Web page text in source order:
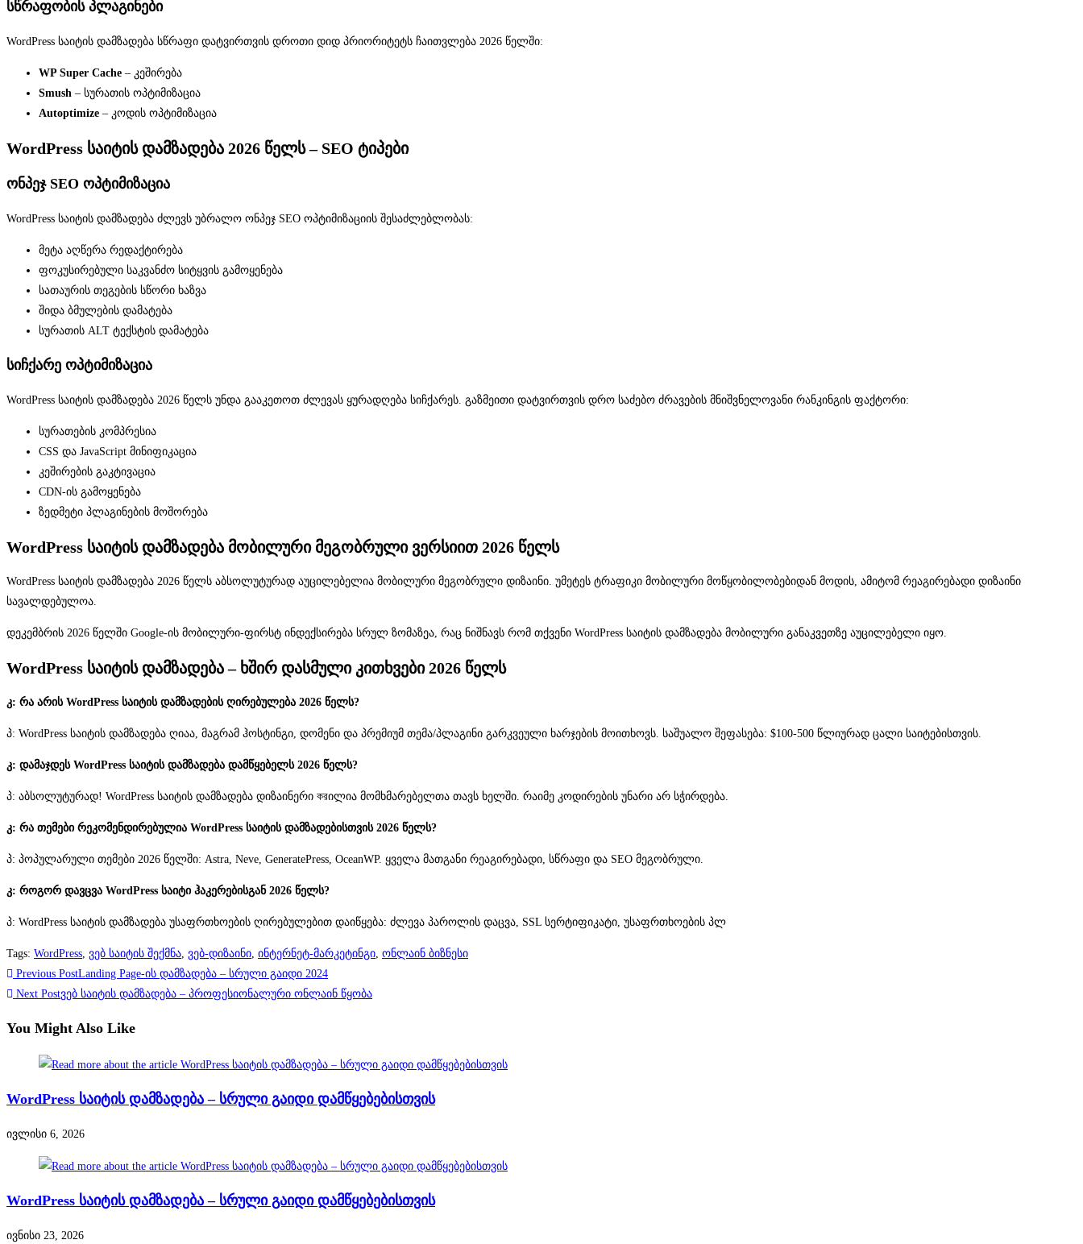
სწრაფობის პლაგინები
WordPress საიტის დამზადება სწრაფი დატვირთვის დროთი დიდ პრიორიტეტს ჩაითვლება 2026 წელში:
WP Super Cache – კეშირება
Smush – სურათის ოპტიმიზაცია
Autoptimize – კოდის ოპტიმიზაცია
WordPress საიტის დამზადება 2026 წელს – SEO ტიპები
ონპეჯ SEO ოპტიმიზაცია
WordPress საიტის დამზადება ძლევს უბრალო ონპეჯ SEO ოპტიმიზაციის შესაძლებლობას:
მეტა აღწერა რედაქტირება
ფოკუსირებული საკვანძო სიტყვის გამოყენება
სათაურის თეგების სწორი ხაზვა
შიდა ბმულების დამატება
სურათის ALT ტექსტის დამატება
სიჩქარე ოპტიმიზაცია
WordPress საიტის დამზადება 2026 წელს უნდა გააკეთოთ ძლევას ყურადღება სიჩქარეს. გაზმეითი დატვირთვის დრო საძებო ძრავების მნიშვნელოვანი რანკინგის ფაქტორი:
სურათების კომპრესია
CSS და JavaScript მინიფიკაცია
კეშირების გაკტივაცია
CDN-ის გამოყენება
ზედმეტი პლაგინების მოშორება
WordPress საიტის დამზადება მობილური მეგობრული ვერსიით 2026 წელს
WordPress საიტის დამზადება 2026 წელს აბსოლუტურად აუცილებელია მობილური მეგობრული დიზაინი. უმეტეს ტრაფიკი მობილური მოწყობილობებიდან მოდის, ამიტომ რეაგირებადი დიზაინი
სავალდებულოა.
დეკემბრის 2026 წელში Google-ის მობილური-ფირსტ ინდექსირება სრულ ზომაზეა, რაც ნიშნავს რომ თქვენი WordPress საიტის დამზადება მობილური განაკვეთზე აუცილებელი იყო.
WordPress საიტის დამზადება – ხშირ დასმული კითხვები 2026 წელს
კ: რა არის WordPress საიტის დამზადების ღირებულება 2026 წელს?
პ: WordPress საიტის დამზადება ღიაა, მაგრამ ჰოსტინგი, დომენი და პრემიუმ თემა/პლაგინი გარკვეული ხარჯების მოითხოვს. საშუალო შეფასება: $100-500 წლიურად ცალი საიტებისთვის.
კ: დამაჯდეს WordPress საიტის დამზადება დამწყებელს 2026 წელს?
პ: აბსოლუტურად! WordPress საიტის დამზადება დიზაინერი করილია მომხმარებელთა თავს ხელში. რაიმე კოდირების უნარი არ სჭირდება.
კ: რა თემები რეკომენდირებულია WordPress საიტის დამზადებისთვის 2026 წელს?
პ: პოპულარული თემები 2026 წელში: Astra, Neve, GeneratePress, OceanWP. ყველა მათგანი რეაგირებადი, სწრაფი და SEO მეგობრული.
კ: როგორ დავცვა WordPress საიტი ჰაკერებისგან 2026 წელს?
პ: WordPress საიტის დამზადება უსაფრთხოების ღირებულებით დაიწყება: ძლევა პაროლის დაცვა, SSL სერტიფიკატი, უსაფრთხოების პლ
Tags: WordPress, ვებ საიტის შექმნა, ვებ-დიზაინი, ინტერნეტ-მარკეტინგი, ონლაინ ბიზნესი
Read
more
articles
Previous PostLanding Page-ის დამზადება – სრული გაიდი 2024
Next Postვებ საიტის დამზადება – პროფესიონალური ონლაინ წყობა
You Might Also Like
WordPress საიტის დამზადება – სრული გაიდი დამწყებებისთვის
ივლისი 6, 2026
WordPress საიტის დამზადება – სრული გაიდი დამწყებებისთვის
ივნისი 23, 2026